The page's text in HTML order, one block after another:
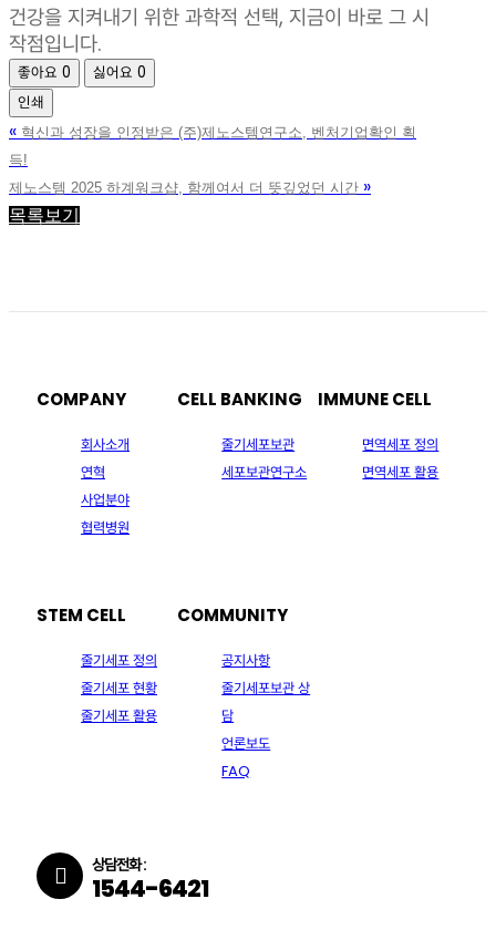
건강을 지켜내기 위한 과학적 선택, 지금이 바로 그 시
작점입니다.
좋아요 0 싫어요 0
인쇄
« 혁신과 성장을 인정받은 (주)제노스템연구소, 벤처기업확인 획
득!
제노스템 2025 하계워크샵, 함께여서 더 뜻깊었던 시간 »
목록보기
COMPANY
회사소개
연혁
사업분야
협력병원
CELL BANKING
줄기세포보관
세포보관연구소
IMMUNE CELL
면역세포 정의
면역세포 활용
STEM CELL
줄기세포 정의
줄기세포 현황
줄기세포 활용
COMMUNITY
공지사항
줄기세포보관 상
담
언론보도
FAQ
상담전화 :
1544-6421